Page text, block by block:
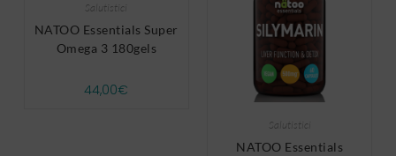
Salutistici
NATOO Essentials Super
Omega 3 180gels
44,00€
Salutistici
NATOO Essentials